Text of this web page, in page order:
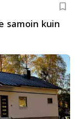
samoin kuin